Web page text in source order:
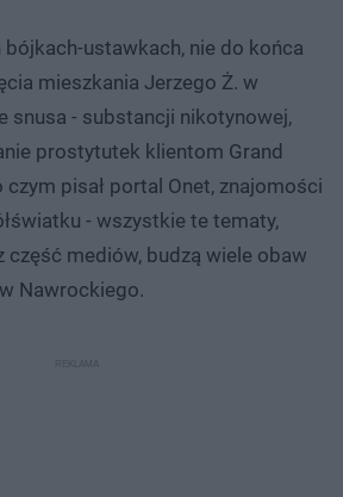
bójkach-ustawkach, nie do końca
mieszkania Jerzego Ż. w
snusa - substancji nikotynowej,
prostytutek klientom Grand
pisał portal Onet, znajomości
- wszystkie te tematy,
część mediów, budzą wiele obaw
Nawrockiego.